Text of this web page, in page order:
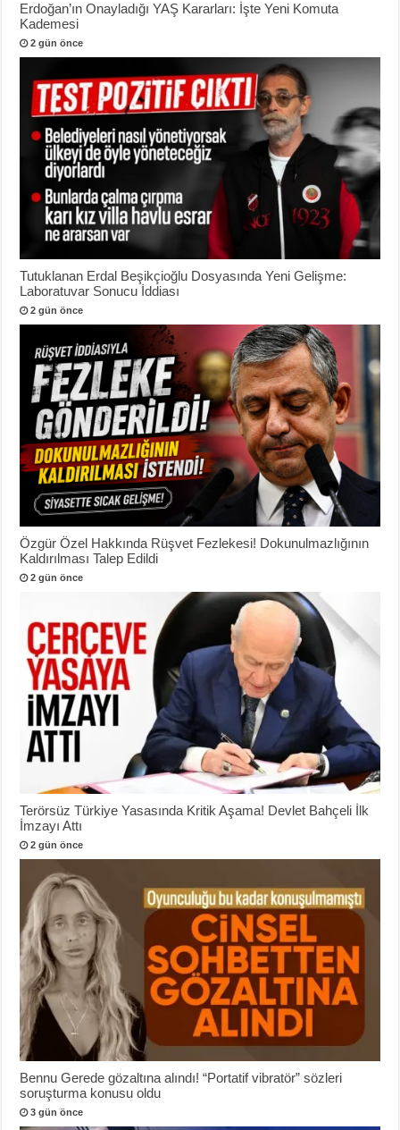
Erdoğan’ın Onayladığı YAŞ Kararları: İşte Yeni Komuta
Kademesi
2 gün önce
Tutuklanan Erdal Beşikçioğlu Dosyasında Yeni Gelişme:
Laboratuvar Sonucu İddiası
2 gün önce
Özgür Özel Hakkında Rüşvet Fezlekesi! Dokunulmazlığının
Kaldırılması Talep Edildi
2 gün önce
Terörsüz Türkiye Yasasında Kritik Aşama! Devlet Bahçeli İlk
İmzayı Attı
2 gün önce
Bennu Gerede gözaltına alındı! “Portatif vibratör” sözleri
soruşturma konusu oldu
3 gün önce